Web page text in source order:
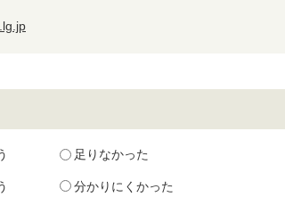
足りなかった
分かりにくかった